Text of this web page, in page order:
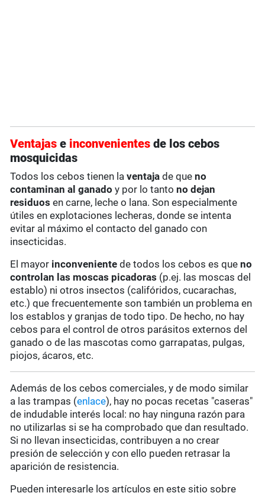
Ventajas e inconvenientes de los cebos
mosquicidas
Todos los cebos tienen laventaja de queno
contaminan al ganado y por lo tantono dejan
residuos en carne, leche o lana. Son especialmente
útiles en explotaciones lecheras, donde se intenta
evitar al máximo el contacto del ganado con
insecticidas.
El mayor inconveniente de todos los cebos es queno
controlan las moscas picadoras (p.ej. las moscas del
establo) ni otros insectos (califóridos, cucarachas,
etc.) que frecuentemente son también un problema en
los establos y granjas de todo tipo. De hecho, no hay
cebos para el control de otros parásitos externos del
ganado o de las mascotas como garrapatas, pulgas,
piojos, ácaros, etc.
Además de los cebos comerciales, y de modo similar
a las trampas (enlace), hay no pocas recetas "caseras"
de indudable interés local: no hay ninguna razón para
no utilizarlas si se ha comprobado que dan resultado.
Si no llevan insecticidas, contribuyen a no crear
presión de selección y con ello pueden retrasar la
aparición de resistencia.
Pueden interesarle los artículos en este sitio sobre